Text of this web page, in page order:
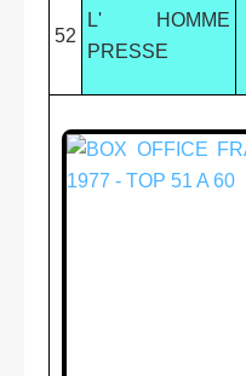
52
L' HOMME
PRESSE